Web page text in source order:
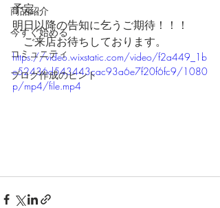
商品紹介
今すぐ始める
コミュニティ
ブログ作成のヒント
予定。
明日以降の告知に乞うご期待！！！
ご来店お待ちしております。
https://video.wixstatic.com/video/f2a449_1b
e52436d543443cac93a6e7f20f6fc9/1080
p/mp4/file.mp4